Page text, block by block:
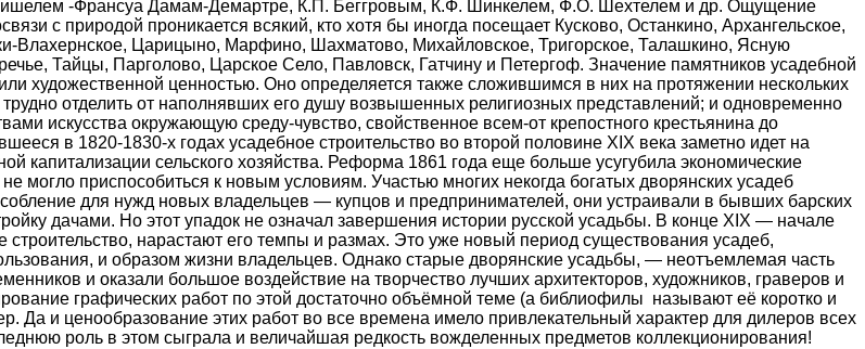
-Франсуа Дамам-Демартре, К.П. Беггровым, К.Ф. Шинкелем, Ф.О. Шехтелем и др. Ощущение
с природой проникается всякий, кто хотя бы иногда посещает Кусково, Останкино, Архангельское,
Царицыно, Марфино, Шахматово, Михайловское, Тригорское, Талашкино, Ясную
Тайцы, Парголово, Царское Село, Павловск, Гатчину и Петергоф. Значение памятников усадебной
художественной ценностью. Оно определяется также сложившимся в них на протяжении нескольких
отделить от наполнявших его душу возвышенных религиозных представлений; и одновременно
искусства окружающую среду-чувство, свойственное всем-от крепостного крестьянина до
в 1820-1830-х годах усадебное строительство во второй половине XIX века заметно идет на
капитализации сельского хозяйства. Реформа 1861 года еще больше усугубила экономические
могло приспособиться к новым условиям. Участью многих некогда богатых дворянских усадеб
для нужд новых владельцев — купцов и предпринимателей, они устраивали в бывших барских
дачами. Но этот упадок не означал завершения истории русской усадьбы. В конце XIX — начале
нарастают его темпы и размах. Это уже новый период существования усадеб,
и образом жизни владельцев. Однако старые дворянские усадьбы, — неотъемлемая часть
и оказали большое воздействие на творчество лучших архитекторов, художников, граверов и
графических работ по этой достаточно объёмной теме (а библиофилы называют её коротко и
Да и ценообразование этих работ во все времена имело привлекательный характер для дилеров всех
роль в этом сыграла и величайшая редкость вожделенных предметов коллекционирования!